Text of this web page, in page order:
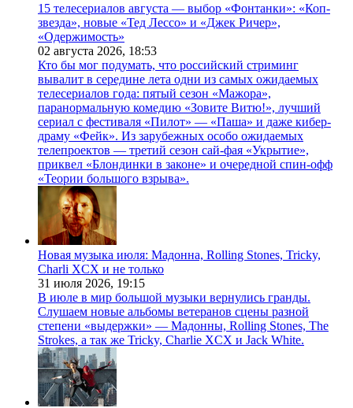
15 телесериалов августа — выбор «Фонтанки»: «Коп-
звезда», новые «Тед Лессо» и «Джек Ричер»,
«Одержимость»
02 августа 2026, 18:53
Кто бы мог подумать, что российский стриминг
вывалит в середине лета одни из самых ожидаемых
телесериалов года: пятый сезон «Мажора»,
паранормальную комедию «Зовите Витю!», лучший
сериал с фестиваля «Пилот» — «Паша» и даже кибер-
драму «Фейк». Из зарубежных особо ожидаемых
телепроектов — третий сезон сай-фая «Укрытие»,
приквел «Блондинки в законе» и очередной спин-офф
«Теории большого взрыва».
Новая музыка июля: Мадонна, Rolling Stones, Tricky,
Charli XCX и не только
31 июля 2026, 19:15
В июле в мир большой музыки вернулись гранды.
Слушаем новые альбомы ветеранов сцены разной
степени «выдержки» — Мадонны, Rolling Stones, The
Strokes, а так же Tricky, Charlie XCX и Jack White.